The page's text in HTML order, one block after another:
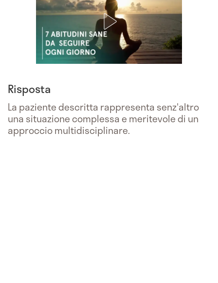
Risposta
La paziente descritta rappresenta senz'altro
una situazione complessa e meritevole di un
approccio multidisciplinare.